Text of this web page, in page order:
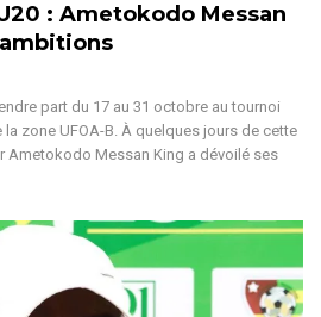
: Ametokodo Messan
part du 17 au 31 octobre au tournoi
zone UFOA-B. À quelques jours de cette
Ametokodo Messan King a dévoilé ses